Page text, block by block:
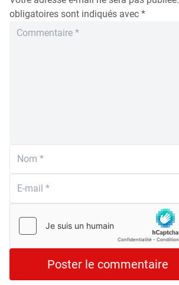
obligatoires sont indiqués avec *